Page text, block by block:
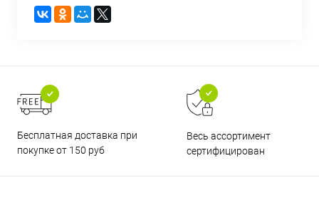
Бесплатная доставка при
покупке от 150 руб
Весь ассортимент
сертифицирован